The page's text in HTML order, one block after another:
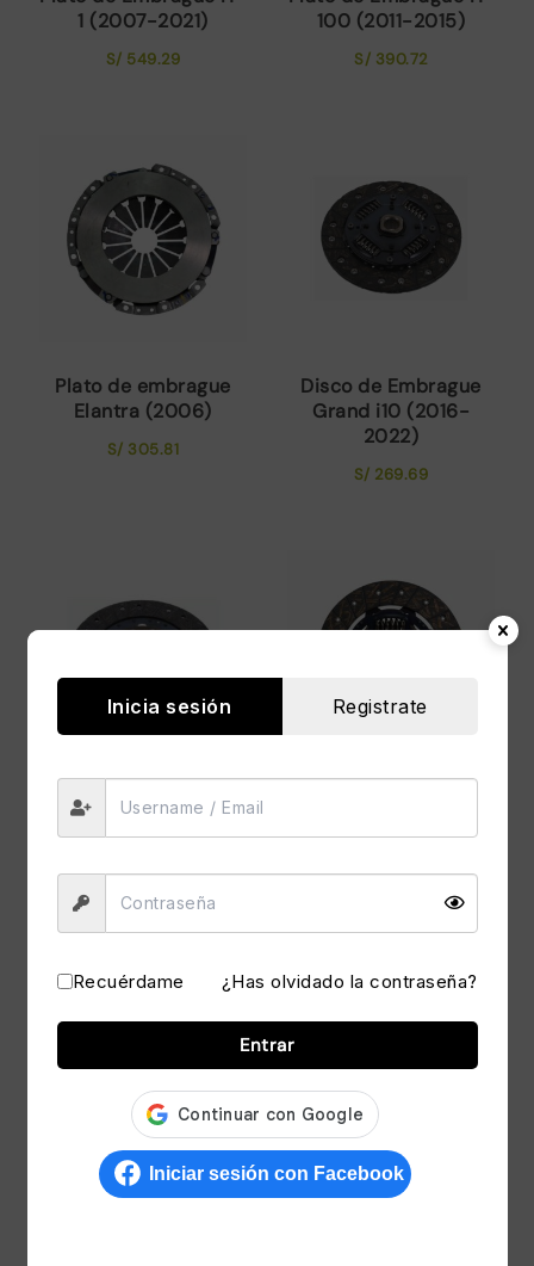
1 (2007-2021)
S/ 549.29
100 (2011-2015)
S/ 390.72
Plato de embrague
Elantra (2006)
S/ 305.81
Disco de Embrague
Grand i10 (2016-
2022)
S/ 269.69
Disco de Embrague
Disco de Embrague
Disco de Embrague
Inicia sesión Registrate
Recuérdame ¿Has olvidado la contraseña?
Entrar